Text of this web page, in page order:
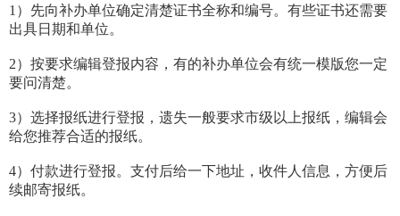
1）先向补办单位确定清楚证书全称和编号。有些证书还需要
出具日期和单位。
2）按要求编辑登报内容，有的补办单位会有统一模版您一定
要问清楚。
3）选择报纸进行登报，遗失一般要求市级以上报纸，编辑会
给您推荐合适的报纸。
4）付款进行登报。支付后给一下地址，收件人信息，方便后
续邮寄报纸。